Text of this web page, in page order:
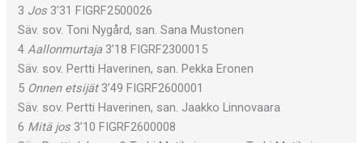
3 Jos 3’31 FIGRF2500026
Säv. sov. Toni Nygård, san. Sana Mustonen
4Aallonmurtaja 3’18 FIGRF2300015
Säv. sov. Pertti Haverinen, san. Pekka Eronen
5 Onnen etsijät 3’49 FIGRF2600001
Säv. sov. Pertti Haverinen, san. Jaakko Linnovaara
6 Mitä jos 3’10 FIGRF2600008